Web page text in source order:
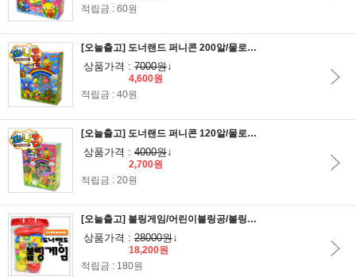
적립금 : 60원
[오늘출고] 도너랜드 퍼니콘 200알/물로붙이는점토/매직콘/옥수수전분콘/수수깡/플레이콘
상품가격 : 7000원↓
4,600원
적립금 : 40원
[오늘출고] 도너랜드 퍼니콘 120알/물로붙이는점토/매직콘/옥수수전분콘/수수깡/플레이콘
상품가격 : 4000원↓
2,700원
적립금 : 20원
[오늘출고] 볼링게임/어린이볼링공/볼링놀이/미니스포츠완구/실내놀이/장남감
상품가격 : 28000원↓
18,200원
적립금 : 180원